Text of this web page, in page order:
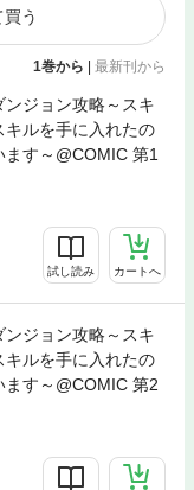
う
1巻から | 最新刊から
ジョン攻略～スキ
キルを手に入れたの
す～@COMIC 第1
試し読み カートへ
ジョン攻略～スキ
キルを手に入れたの
す～@COMIC 第2